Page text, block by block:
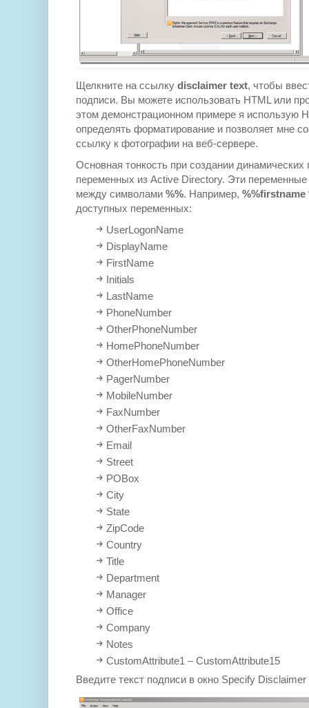
Щелкните на ссылку disclaimer text, чтобы
подписи. Вы можете использовать HTML или
этом демонстрационном примере я использую
определять форматирование и позволяет мне
ссылку к фотографии на веб-сервере.
Основная тонкость при создании динамических
переменных из Active Directory. Эти
между символами %%. Например, %%firstname
доступных переменных:
UserLogonName
DisplayName
FirstName
Initials
LastName
PhoneNumber
OtherPhoneNumber
HomePhoneNumber
OtherHomePhoneNumber
PagerNumber
MobileNumber
FaxNumber
OtherFaxNumber
Email
Street
POBox
City
State
ZipCode
Country
Title
Department
Manager
Office
Company
Notes
CustomAttribute1 – CustomAttribute15
Введите текст подписи в окно Specify Disclaimer